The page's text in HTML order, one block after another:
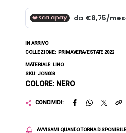
IN ARRIVO
COLLEZIONE: PRIMAVERA/ESTATE 2022
MATERIALE: LINO
SKU: JON003
COLORE: NERO
CONDIVIDI:
AVVISAMI QUANDO TORNA DISPONIBILE